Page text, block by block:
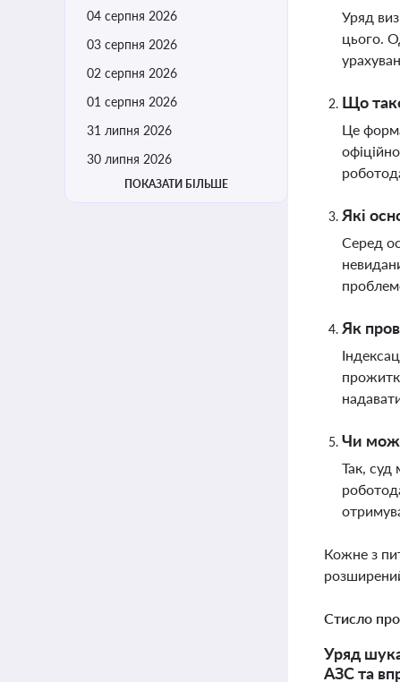
04 серпня 2026
03 серпня 2026
02 серпня 2026
01 серпня 2026
31 липня 2026
30 липня 2026
ПОКАЗАТИ БІЛЬШЕ
Уряд
цього.
Що
Це
Які
Серед
Як
Чи
Так, суд
Кожне з
Стисло
Уряд
АЗС та